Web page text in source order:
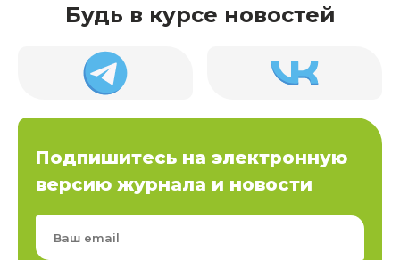
Будь в курсе новостей
Подпишитесь на электронную
версию журнала и новости